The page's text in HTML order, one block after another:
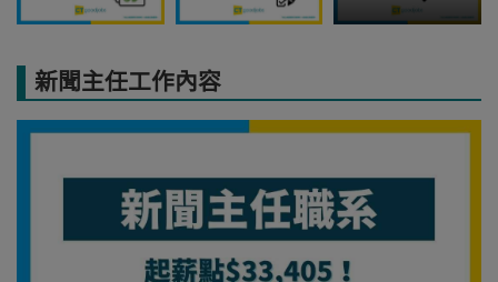
新聞主任工作內容